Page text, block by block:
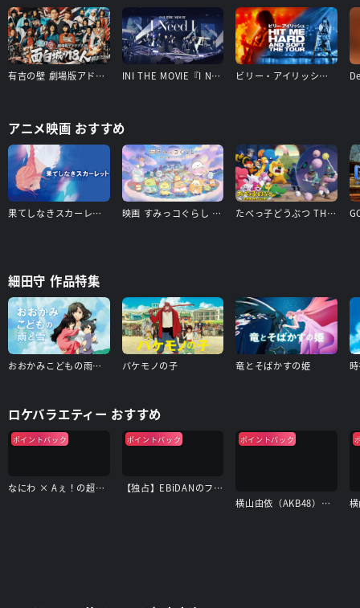
有吉の壁 劇場版アドリブ大河「面白城の18人」 INI THE MOVIE『I Need I』 ビリー・アイリッシュ - Hit Me Hard and Soft: The Tour
アニメ映画 おすすめ
果てしなきスカーレット 映画 すみっコぐらし 空の王国とふたりのコ たべっ子どうぶつ THE MOVIE
細田守 作品特集
おおかみこどもの雨と雪 バケモノの子 竜とそばかすの姫
ロケバラエティー おすすめ
ポイントバック
なにわ × Aぇ！の超合体できるかな？
ポイントバック
【独占】EBiDANのフォトリップ
ポイントバック
横山由依（AKB48）がはんなり巡る 京都 いろどり日記